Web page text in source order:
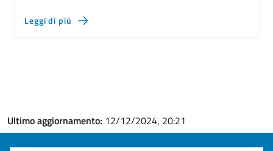
Leggi di più
Ultimo aggiornamento: 12/12/2024, 20:21